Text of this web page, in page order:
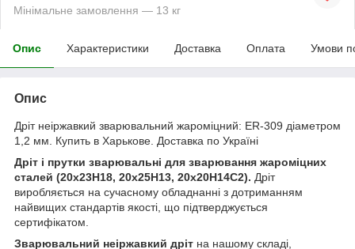
Мінімальне замовлення — 13 кг
Опис Характеристики Доставка Оплата Умови
Опис
Дріт неіржавкий зварювальний жароміцний: ER-309 діаметром
1,2 мм. Купить в Харькове. Доставка по Україні
Дріт і прутки зварювальні для зварювання жароміцних
сталей (20х23Н18, 20х25Н13, 20х20Н14С2). Дріт
виробляється на сучасному обладнанні з дотриманням
найвищих стандартів якості, що підтверджується
сертифікатом.
Зварювальний неіржавкий дріт на нашому складі,